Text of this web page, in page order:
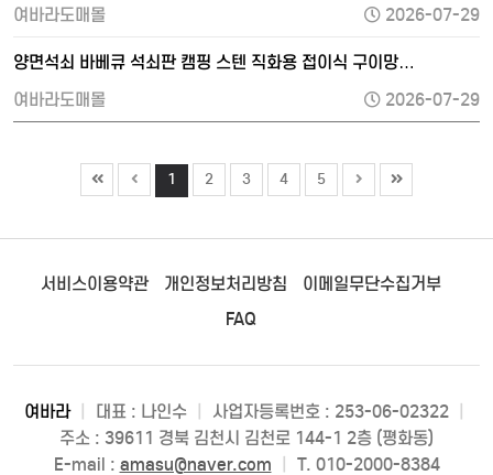
여바라도매몰
2026-07-29
양면석쇠 바베큐 석쇠판 캠핑 스텐 직화용 접이식 구이망…
여바라도매몰
2026-07-29
1 2 3 4 5
서비스이용약관 개인정보처리방침
이메일무단수집거부
FAQ
여바라 대표 : 나인수 사업자등록번호 : 253-06-02322
주소 : 39611 경북 김천시 김천로 144-1 2층 (평화동)
E-mail : amasu@naver.com T. 010-2000-8384